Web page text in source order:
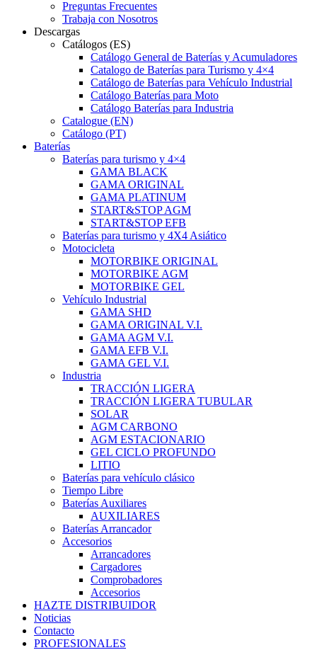
Preguntas Frecuentes
Trabaja con Nosotros
Descargas
Catálogos (ES)
Catálogo General de Baterías y Acumuladores
Catalogo de Baterías para Turismo y 4×4
Catálogo de Baterías para Vehículo Industrial
Catálogo Baterías para Moto
Catálogo Baterías para Industria
Catalogue (EN)
Catálogo (PT)
Baterías
Baterías para turismo y 4×4
GAMA BLACK
GAMA ORIGINAL
GAMA PLATINUM
START&STOP AGM
START&STOP EFB
Baterías para turismo y 4X4 Asiático
Motocicleta
MOTORBIKE ORIGINAL
MOTORBIKE AGM
MOTORBIKE GEL
Vehículo Industrial
GAMA SHD
GAMA ORIGINAL V.I.
GAMA AGM V.I.
GAMA EFB V.I.
GAMA GEL V.I.
Industria
TRACCIÓN LIGERA
TRACCIÓN LIGERA TUBULAR
SOLAR
AGM CARBONO
AGM ESTACIONARIO
GEL CICLO PROFUNDO
LITIO
Baterías para vehículo clásico
Tiempo Libre
Baterías Auxiliares
AUXILIARES
Baterías Arrancador
Accesorios
Arrancadores
Cargadores
Comprobadores
Accesorios
HAZTE DISTRIBUIDOR
Noticias
Contacto
PROFESIONALES